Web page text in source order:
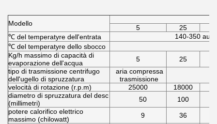
Modello
5 25
℃ del temperatyre dell'entrata
140-350
℃ del temperatyre dello sbocco
Kg/h massimo di capacità di
evaporazione dell'acqua
5 25
tipo di trasmissione centrifugo
dell'ugello di spruzzatura
aria compressa
trasmissione
velocità di rotazione (r.p.m)
25000 18000
diametro di spruzzatura del desc
(millimetri)
50 100
potere calorifico elettrico
massimo (chilowatt)
9 36